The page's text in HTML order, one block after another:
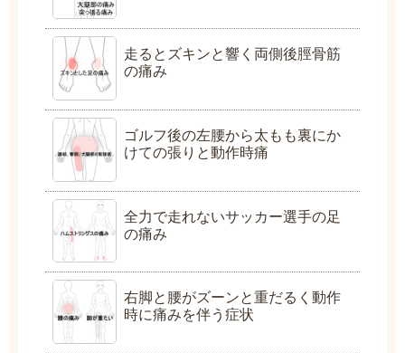
走るとズキンと響く両側後脛骨筋
の痛み
ゴルフ後の左腰から太もも裏にか
けての張りと動作時痛
全力で走れないサッカー選手の足
の痛み
右脚と腰がズーンと重だるく動作
時に痛みを伴う症状